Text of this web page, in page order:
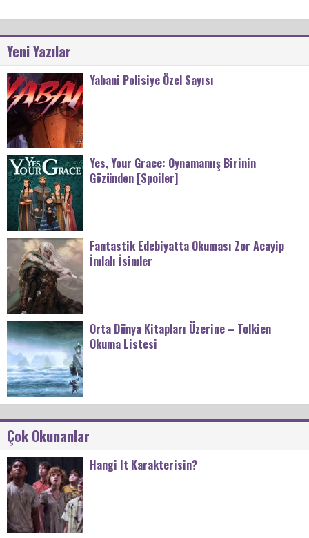
Yeni Yazılar
Yabani Polisiye Özel Sayısı
Yes, Your Grace: Oynamamış Birinin
Gözünden [Spoiler]
Fantastik Edebiyatta Okuması Zor Acayip
İmlalı İsimler
Orta Dünya Kitapları Üzerine – Tolkien
Okuma Listesi
Çok Okunanlar
Hangi It Karakterisin?